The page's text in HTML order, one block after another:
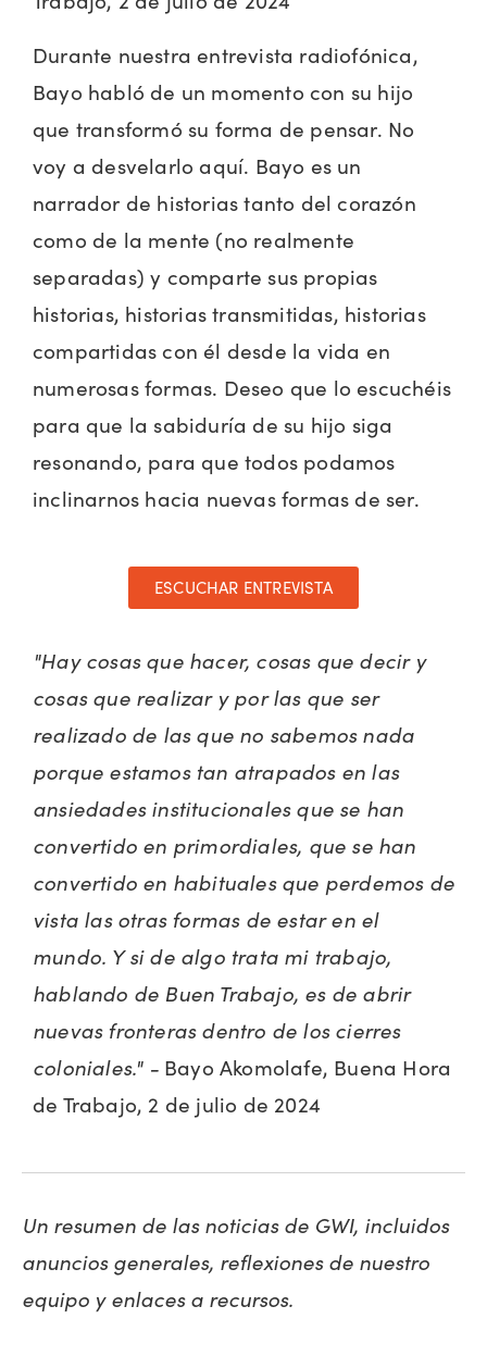
Durante nuestra entrevista radiofónica,
Bayo habló de un momento con su hijo
que transformó su forma de pensar. No
voy a desvelarlo aquí. Bayo es un
narrador de historias tanto del corazón
como de la mente (no realmente
separadas) y comparte sus propias
historias, historias transmitidas, historias
compartidas con él desde la vida en
numerosas formas. Deseo que lo escuchéis
para que la sabiduría de su hijo siga
resonando, para que todos podamos
inclinarnos hacia nuevas formas de ser.
ESCUCHAR ENTREVISTA
"Hay cosas que hacer, cosas que decir y
cosas que realizar y por las que ser
realizado de las que no sabemos nada
porque estamos tan atrapados en las
ansiedades institucionales que se han
convertido en primordiales, que se han
convertido en habituales que perdemos de
vista las otras formas de estar en el
mundo. Y si de algo trata mi trabajo,
hablando de Buen Trabajo, es de abrir
nuevas fronteras dentro de los cierres
coloniales." - Bayo Akomolafe, Buena Hora
de Trabajo, 2 de julio de 2024
Un resumen de las noticias de GWI, incluidos
anuncios generales, reflexiones de nuestro
equipo y enlaces a recursos.